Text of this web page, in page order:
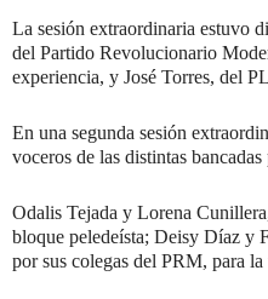
La sesión extraordinaria estuvo
del Partido Revolucionario
experiencia, y José Torres, del
En una segunda sesión
voceros de las distintas bancadas
Odalis Tejada y Lorena
bloque peledeísta; Deisy Díaz y
por sus colegas del PRM, para la